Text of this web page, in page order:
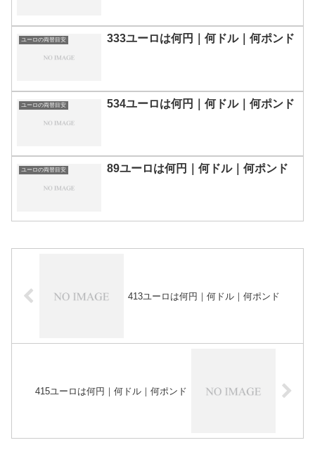
ユーロの両替目安 333ユーロは何円｜何ドル｜何ポンド
ユーロの両替目安 534ユーロは何円｜何ドル｜何ポンド
ユーロの両替目安 89ユーロは何円｜何ドル｜何ポンド
413ユーロは何円｜何ドル｜何ポンド
415ユーロは何円｜何ドル｜何ポンド